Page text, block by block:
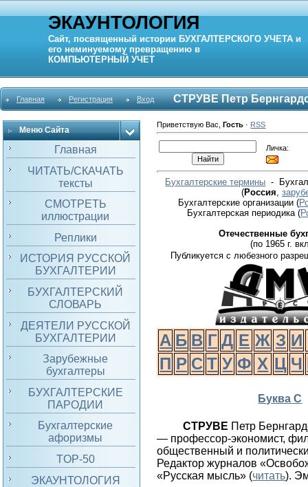
ЭКАУНТОЛОГИЯ
Сайт, посвященный истории БУХГАЛТЕРСКОГО УЧЕТА и
его неминуемому превращению в
КОМПЬЮТЕРНЫЙ УЧЕТ
Главная Регистрация Вход СТРУВЕ Петр
Меню Сайта
Главная
ЧИТАТЬ/СКАЧАТЬ
тексты
СМОТРЕТЬ
иллюстрации
Реплики
ИСТОРИЯ РУССКОЙ
БУХГАЛТЕРИИ
БУХГАЛТЕРСКИЙ
СЛОВАРЬ
ДЕЯТЕЛИ РУССКОЙ
БУХГАЛТЕРИИ
Зарубежные
бухгалтеры
БУХГАЛТЕРСКИЕ
ПАРОДИИ
Бухгалтерские
афоризмы
TOP-50
ЭКАУНТОЛОГИЯ
Приветствую Вас ,Гость · RSS
Личка:
Бухгалтерские термины -
(Россия
Бухгалтерские организации (
Бухгалтерская периодика(
Отечественные
(по 1965 г.
Публикуется с любезного
А Б В Г Д Е Ж З И
П Р С Т У Ф Х Ц Ч
Буква С
СТРУВЕ Петр
— профессор-экономист,
общественный и
Редактор журналов
«Русская мысль» (читать).